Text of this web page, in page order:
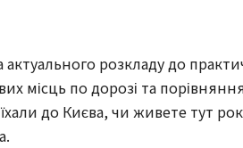
актуального розкладу до
місць по дорозі та
до Києва, чи живете тут